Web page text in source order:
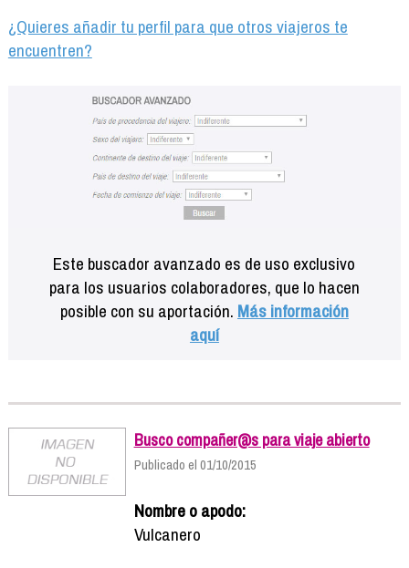
¿Quieres añadir tu perfil para que otros viajeros te
encuentren?
Este buscador avanzado es de uso exclusivo
para los usuarios colaboradores, que lo hacen
posible con su aportación. Más información
aquí
Busco compañer@s para viaje abierto
Publicado el 01/10/2015
Nombre o apodo:
Vulcanero